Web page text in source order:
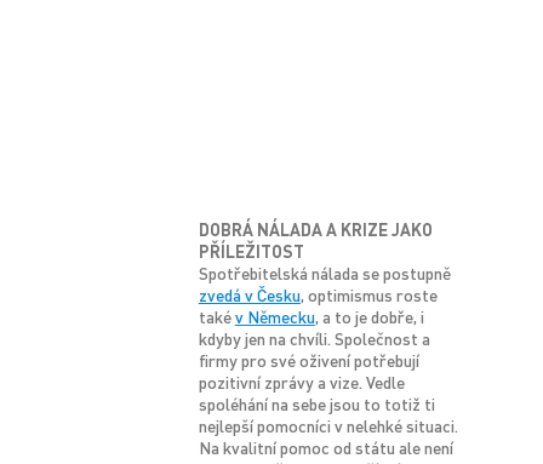
DOBRÁ NÁLADA A KRIZE JAKO
PŘÍLEŽITOST
Spotřebitelská nálada se postupně
zvedá v Česku, optimismus roste
takév Německu, a to je dobře, i
kdyby jen na chvíli. Společnost a
firmy pro své oživení potřebují
pozitivní zprávy a vize. Vedle
spoléhání na sebe jsou to totiž ti
nejlepší pomocníci v nelehké situaci.
Na kvalitní pomoc od státu ale není